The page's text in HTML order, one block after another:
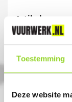
Toestemming
Deze website